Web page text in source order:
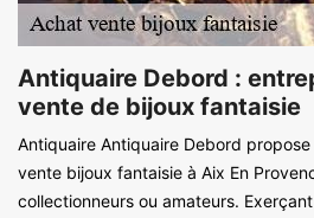
Antiquaire Debord :
vente de bijoux fantaisie
Antiquaire Antiquaire Debord
vente bijoux fantaisie à Aix En
collectionneurs ou amateurs.